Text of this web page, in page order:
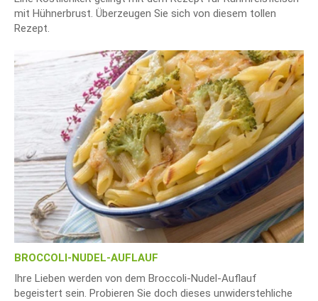
mit Hühnerbrust. Überzeugen Sie sich von diesem tollen
Rezept.
BROCCOLI-NUDEL-AUFLAUF
Ihre Lieben werden von dem Broccoli-Nudel-Auflauf
begeistert sein. Probieren Sie doch dieses unwiderstehliche